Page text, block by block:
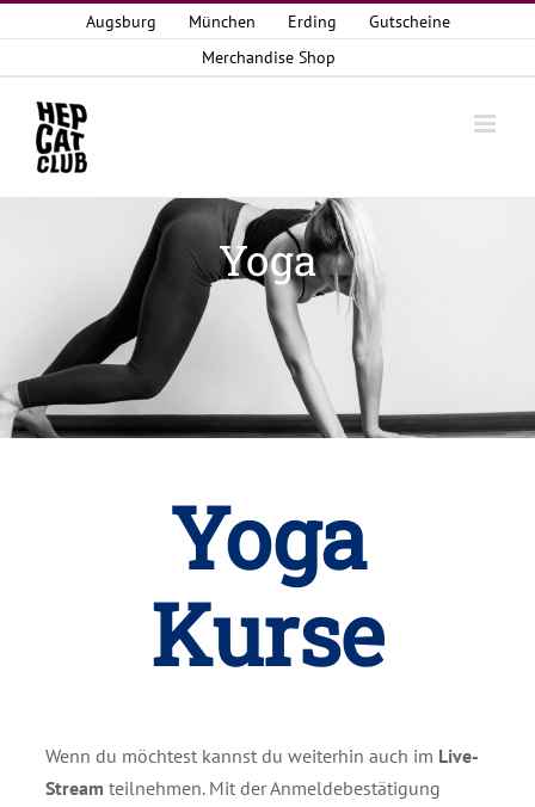
Inhalt
springen
Augsburg München Erding
Gutscheine
Merchandise Shop
Yoga
Yoga
Kurse
Wenn du möchtest kannst du weiterhin auch im Live-
Stream teilnehmen. Mit der Anmeldebestätigung